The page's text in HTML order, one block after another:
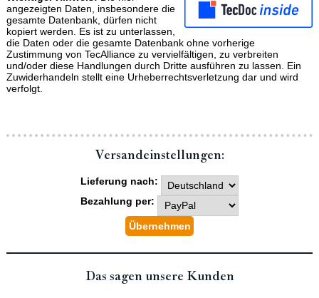
angezeigten Daten, insbesondere die
gesamte Datenbank, dürfen nicht
kopiert werden. Es ist zu unterlassen,
die Daten oder die gesamte Datenbank ohne vorherige
Zustimmung von TecAlliance zu vervielfältigen, zu verbreiten
und/oder diese Handlungen durch Dritte ausführen zu lassen. Ein
Zuwiderhandeln stellt eine Urheberrechtsverletzung dar und wird
verfolgt.
Versand­einstellungen:
Lieferung nach:
Bezahlung per:
Das sagen unsere Kunden